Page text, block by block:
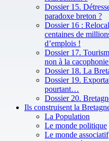
Dossier 15.
paradoxe breton ?
Dossier 16 :
centaines de
d’emplois !
Dossier 17.
non à la
Dossier 18. La
Dossier 19.
pourtant…
Dossier 20.
Ils construisent la
La Population
Le monde politique
Le monde associatif